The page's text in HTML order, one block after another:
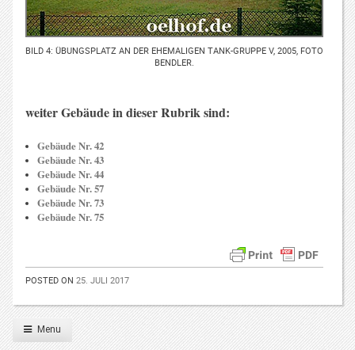
BILD 4: ÜBUNGSPLATZ AN DER EHEMALIGEN TANK-GRUPPE V, 2005, FOTO
BENDLER.
weiter Gebäude in dieser Rubrik sind:
Gebäude Nr. 42
Gebäude Nr. 43
Gebäude Nr. 44
Gebäude Nr. 57
Gebäude Nr. 73
Gebäude Nr. 75
POSTED ON 25. JULI 2017
Menu